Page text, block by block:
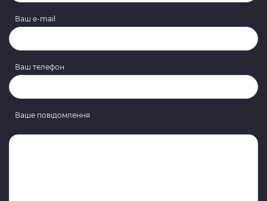
Ваш e-mail
Ваш телефон
Ваше повідомлення